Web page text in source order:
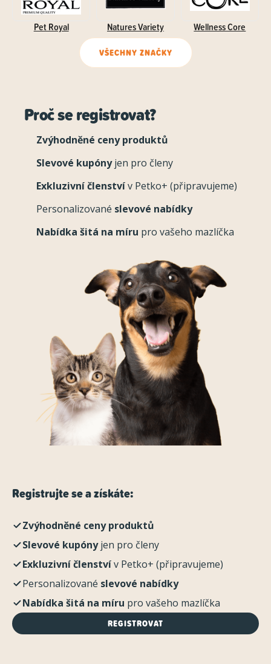
Pet Royal Natures Variety Wellness Core
VŠECHNY ZNAČKY
Proč se registrovat?
Zvýhodněné ceny produktů
Slevové kupónyjen pro členy
Exkluzivní členstvív Petko+ (připravujeme)
Personalizované slevové nabídky
Nabídka šitá na míru pro vašeho mazlíčka
Registrujte se a získáte:
Zvýhodněné ceny produktů
Slevové kupónyjen pro členy
Exkluzivní členstvív Petko+ (připravujeme)
Personalizované slevové nabídky
Nabídka šitá na míru pro vašeho mazlíčka
REGISTROVAT